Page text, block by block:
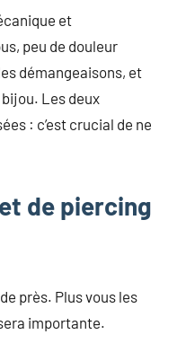
et
peu de douleur
démangeaisons, et
bijou. Les deux
: c’est crucial de ne
de piercing
près. Plus vous les
importante.